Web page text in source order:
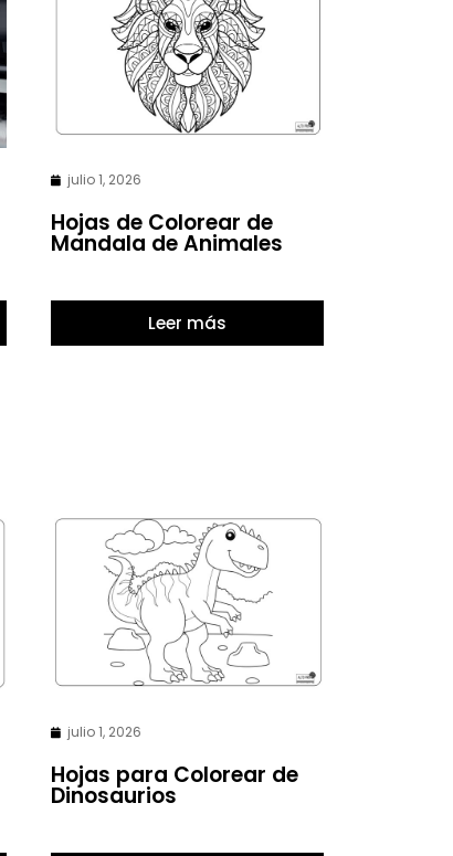
julio 1, 2026
Hojas de Colorear de
Mandala de Animales
Leer más
julio 1, 2026
Hojas para Colorear de
Dinosaurios